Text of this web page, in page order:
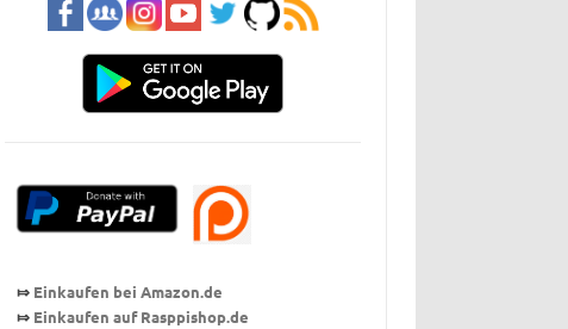
⤇ Einkaufen bei Amazon.de
⤇ Einkaufen auf Rasppishop.de